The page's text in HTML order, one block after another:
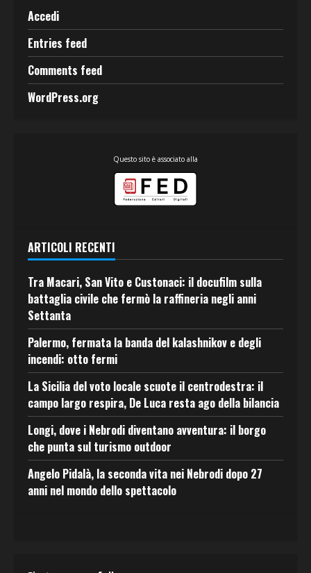
Accedi
Entries feed
Comments feed
WordPress.org
Questo sito è associato alla
ARTICOLI RECENTI
Tra Macari, San Vito e Custonaci: il docufilm sulla
battaglia civile che fermò la raffineria negli anni
Settanta
Palermo, fermata la banda del kalashnikov e degli
incendi: otto fermi
La Sicilia del voto locale scuote il centrodestra: il
campo largo respira, De Luca resta ago della bilancia
Longi, dove i Nebrodi diventano avventura: il borgo
che punta sul turismo outdoor
Angelo Pidalà, la seconda vita nei Nebrodi dopo 27
anni nel mondo dello spettacolo